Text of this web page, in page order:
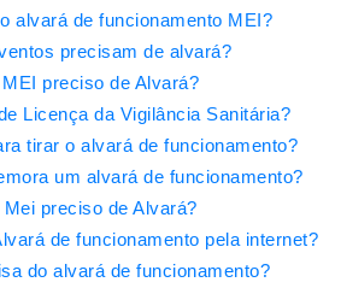
alvará de funcionamento MEI?
precisam de alvará?
preciso de Alvará?
Licença da Vigilância Sanitária?
tirar o alvará de funcionamento?
um alvará de funcionamento?
Mei preciso de Alvará?
de funcionamento pela internet?
do alvará de funcionamento?